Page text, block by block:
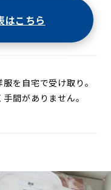
はこちら
を自宅で受け取り。
間がありません。